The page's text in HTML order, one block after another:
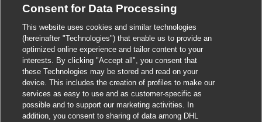
Are you interested in this job? Close chatbot
I'm interested Find similar jobs
Consent for Data Processing
This website uses cookies and similar technologies
(hereinafter "Technologies") that enable us to provide an
optimized online experience and tailor content to your
interests. By clicking "Accept all", you consent that
these Technologies may be stored and read on your
device. This includes the creation of profiles to make our
services as easy to use and as customer-specific as
possible and to support our marketing activities. In
addition, you consent to sharing of data among DHL